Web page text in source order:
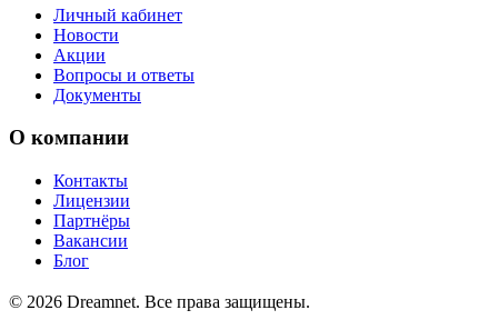
Личный кабинет
Новости
Акции
Вопросы и ответы
Документы
О компании
Контакты
Лицензии
Партнёры
Вакансии
Блог
© 2026 Dreamnet. Все права защищены.